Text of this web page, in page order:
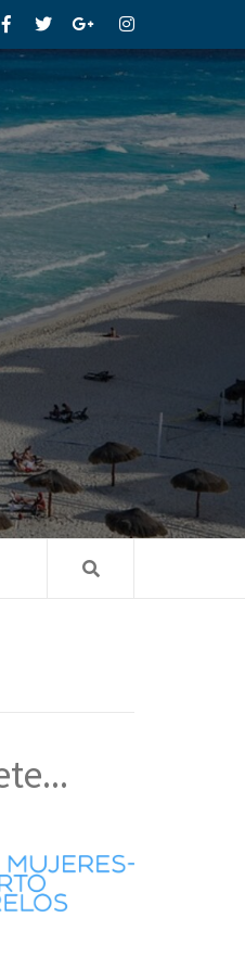
FacebookTwitterGoogle+Instagram